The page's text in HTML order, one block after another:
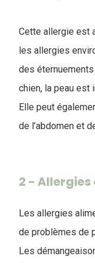
Cette allergie est
les allergies
des
chien, la peau est
Elle peut
de l’abdomen et
2 -
Les allergies
de problèmes de
Les